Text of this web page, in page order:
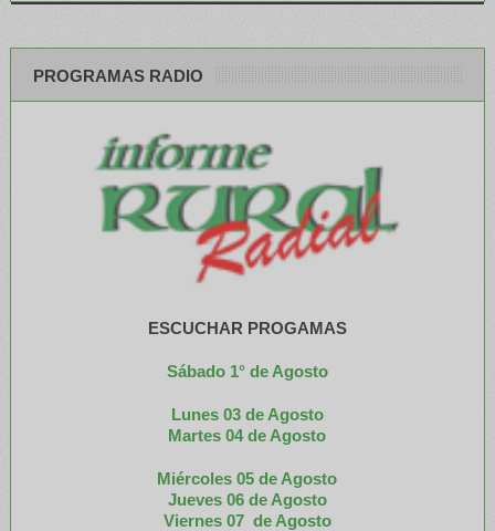
PROGRAMAS RADIO
ESCUCHAR PROGAMAS
Sábado 1° de Agosto
Lunes 03 de Agosto
Martes 04 de Agosto
Miércoles 05 de Agosto
Jueves 06 de Agosto
Viernes 07 de Agosto